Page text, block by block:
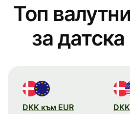
Топ
за
DKK към EUR